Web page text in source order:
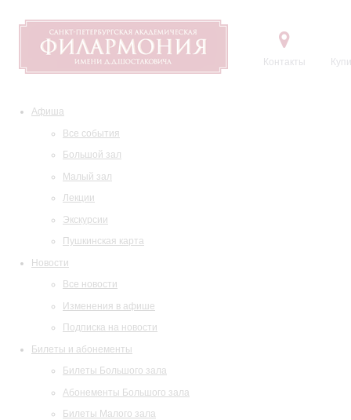
Контакты
Афиша
Все события
Большой зал
Малый зал
Лекции
Экскурсии
Пушкинская карта
Новости
Все новости
Изменения в афише
Подписка на новости
Билеты и абонементы
Билеты Большого зала
Абонементы Большого зала
Билеты Малого зала